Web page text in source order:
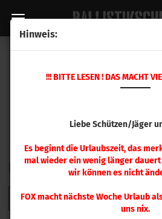
Hinweis:
!!! BITTE LESEN ! DAS MACHT
Liebe Schützen/Jäger
Es beginnt die Urlaubszeit, das
mal wieder ein wenig länger dauert
wir können es nicht
FOX macht nächste Woche Urlaub
uns nix.
FILTERSortieren nach
Sortieren nach
2 3 4 5 6 7 8